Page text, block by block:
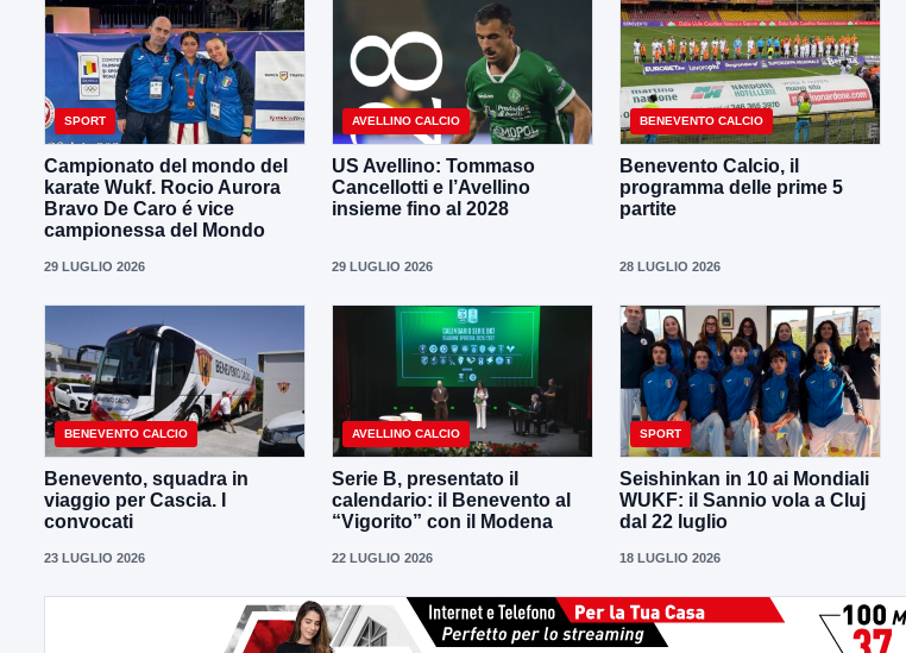
SPORT
Campionato del mondo del
karate Wukf. Rocio Aurora
Bravo De Caro é vice
campionessa del Mondo
29 LUGLIO 2026
AVELLINO CALCIO
US Avellino: Tommaso
Cancellotti e l’Avellino
insieme fino al 2028
29 LUGLIO 2026
BENEVENTO CALCIO
Benevento Calcio, il
programma delle prime 5
partite
28 LUGLIO 2026
BENEVENTO CALCIO
Benevento, squadra in
viaggio per Cascia. I
convocati
23 LUGLIO 2026
AVELLINO CALCIO
Serie B, presentato il
calendario: il Benevento al
“Vigorito” con il Modena
22 LUGLIO 2026
SPORT
Seishinkan in 10 ai Mondiali
WUKF: il Sannio vola a Cluj
dal 22 luglio
18 LUGLIO 2026